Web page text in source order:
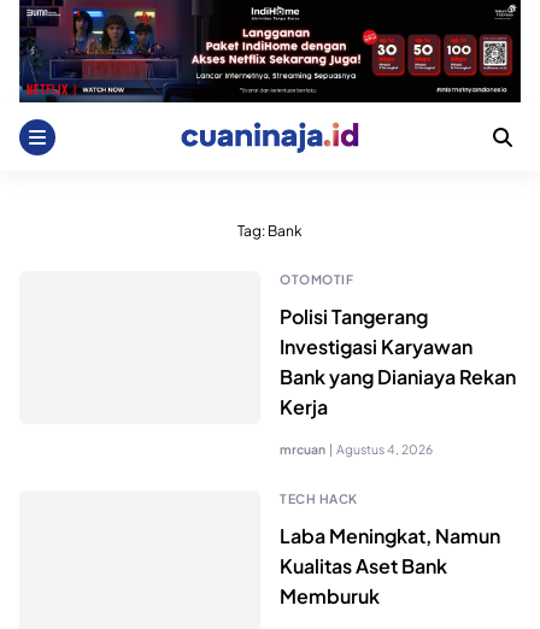
Skip
content
Tag: Bank
OTOMOTIF
Polisi Tangerang
Investigasi Karyawan
Bank yang Dianiaya Rekan
Kerja
mrcuan | Agustus 4, 2026
TECH HACK
Laba Meningkat, Namun
Kualitas Aset Bank
Memburuk